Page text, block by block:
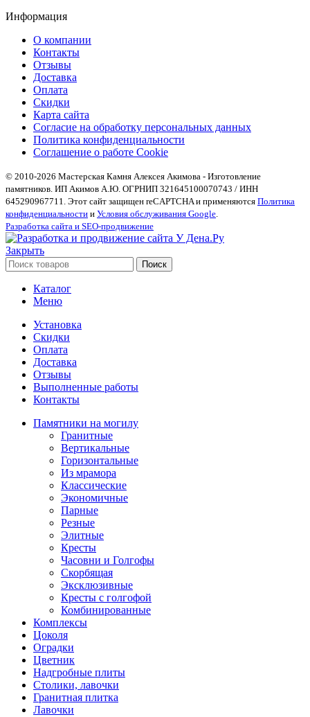
Информация
О компании
Контакты
Отзывы
Доставка
Оплата
Скидки
Карта сайта
Согласие на обработку персональных данных
Политика конфиденциальности
Соглашение о работе Cookie
© 2010-2026 Мастерская Камня Алексея Акимова - Изготовление
памятников. ИП Акимов А.Ю. ОГРНИП 321645100070743 / ИНН
645290967711. Этот сайт защищен reCAPTCHA и применяются Политика
конфиденциальности и Условия обслуживания Google.
Разработка сайта и SEO-продвижение
Закрыть
Поиск
Каталог
Меню
Установка
Скидки
Оплата
Доставка
Отзывы
Выполненные работы
Контакты
Памятники на могилу
Гранитные
Вертикальные
Горизонтальные
Из мрамора
Классические
Экономичные
Парные
Резные
Элитные
Кресты
Часовни и Голгофы
Скорбящая
Эксклюзивные
Кресты с голгофой
Комбинированные
Комплексы
Цоколя
Оградки
Цветник
Надгробные плиты
Столики, лавочки
Гранитная плитка
Лавочки